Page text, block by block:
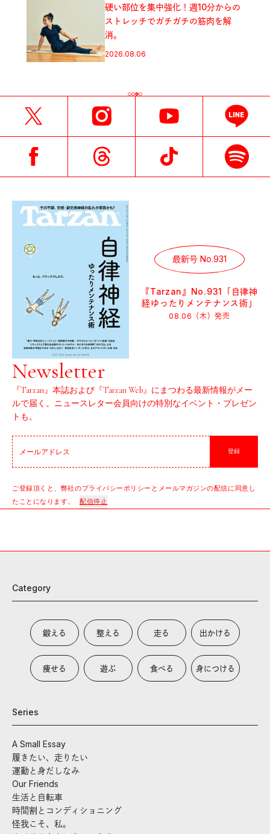
硬い部位を集中強化！週10分からの
ストレッチでガチガチの筋肉を解
消。
2026.08.06
最新号 No.931
『Tarzan』No.931「自律神
経ゆったりメンテナンス術」
08.06（木）発売
Newsletter
『Tarzan』本誌および『Tarzan Web』にまつわる最新情報がメー
ルで届く。ニュースレター会員向けの特別なイベント・プレゼン
トも。
登録
ご登録頂くと、弊社のプライバシーポリシーとメールマガジンの配信に同意し
たことになります。
配信停止
Category
鍛える 整える 走る 出かける
痩せる 遊ぶ 食べる 身につける
Series
A Small Essay
履きたい、走りたい
運動と身だしなみ
Our Friends
生活と自転車
時間割とコンディショニング
怪我こそ、私。